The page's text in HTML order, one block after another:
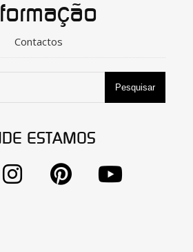
Contactos
Pesquisar
ESTAMOS